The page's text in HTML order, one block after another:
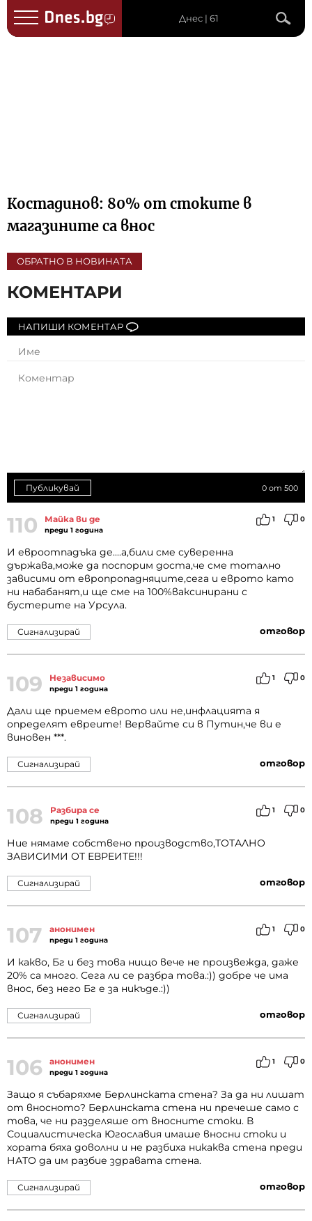
Днес | 61
Костадинов: 80% от стоките в
магазините са внос
ОБРАТНО В НОВИНАТА
КОМЕНТАРИ
НАПИШИ КОМЕНТАР
0 от 500
Публикувай
110 Майка ви де
преди 1 година
1 0
И евроотпадъка де....а,били сме суверенна
държава,може да поспорим доста,че сме тотално
зависими от европропадняците,сега и еврото като
ни набабанят,и ще сме на 100%ваксинирани с
бустерите на Урсула.
отговор
Сигнализирай
109 Независимо
преди 1 година
1 0
Дали ще приемем еврото или не,инфлацията я
определят евреите! Вервайте си в Путин,че ви е
виновен ***.
отговор
Сигнализирай
108 Разбира се
преди 1 година
1 0
Ние нямаме собствено производство,ТОТАЛНО
ЗАВИСИМИ ОТ ЕВРЕИТЕ!!!
отговор
Сигнализирай
107 анонимен
преди 1 година
1 0
И какво, Бг и без това нищо вече не произвежда, даже
20% са много. Сега ли се разбра това.:)) добре че има
внос, без него Бг е за никъде.:))
отговор
Сигнализирай
106 анонимен
преди 1 година
1 0
Защо я събаряхме Берлинската стена? За да ни лишат
от вносното? Берлинската стена ни пречеше само с
това, че ни разделяше от вносните стоки. В
Социалистическа Югославия имаше вносни стоки и
хората бяха доволни и не разбиха никаква стена преди
НАТО да им разбие здравата стена.
отговор
Сигнализирай